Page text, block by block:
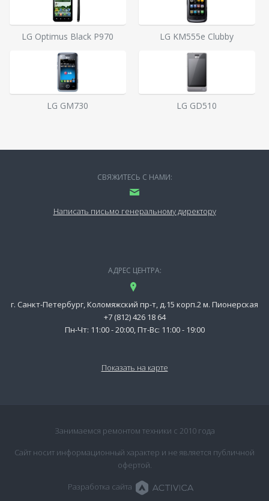
LG Optimus Black P970 LG KM555e Clubby
LG GM730 LG GD510
СВЯЖИТЕСЬ С НАМИ:
Написать письмо генеральному директору
АДРЕС ЦЕНТРА:
г. Санкт-Петербург, Коломяжский пр-т, д.15 корп.2 м. Пионерская
+7 (812) 426 18 64
Пн-Чт: 11:00 - 20:00, Пт-Вс: 11:00 - 19:00
Показать на карте
Занимаемся ремонтом техники с 2010 года
Сайт носит информационный характер и не является публичной
офертой.
Разработка сайта